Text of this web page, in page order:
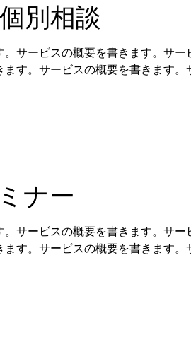
別相談
サービスの概要を書きます。サ
す。サービスの概要を書きます
ナー
サービスの概要を書きます。サ
す。サービスの概要を書きます